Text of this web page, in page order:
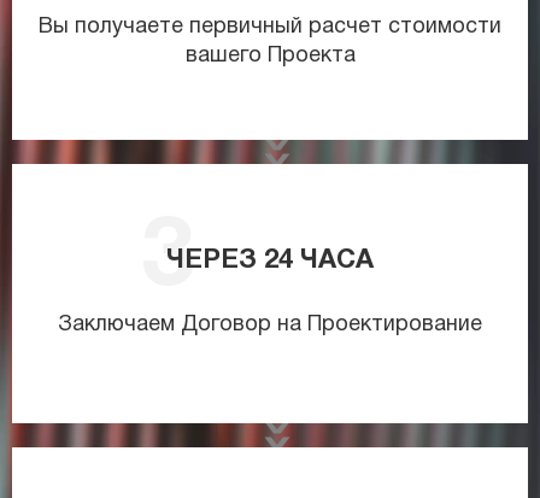
Вы получаете первичный расчет стоимости
вашего Проекта
ЧЕРЕЗ 24 ЧАСА
Заключаем Договор на Проектирование